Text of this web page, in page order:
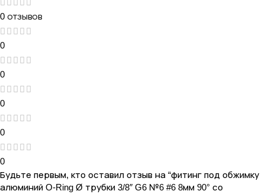
0 отзывов
0
0
0
0
0
Будьте первым, кто оставил отзыв на “фитинг под обжимку
алюминий O-Ring Ø трубки 3/8″ G6 №6 #6 8мм 90° со